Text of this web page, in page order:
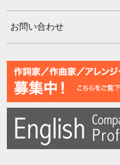
お問い合わせ